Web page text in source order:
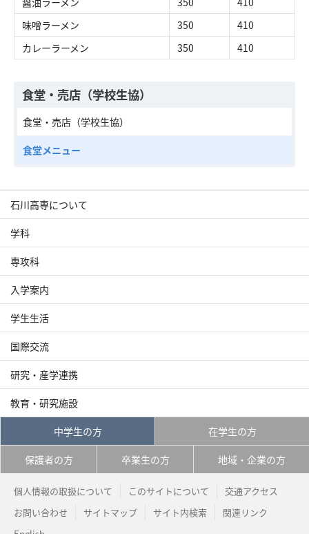
味噌ラーメン
350
410
カレーラーメン
350 410
食堂・売店（学校生協）
食堂・売店（学校生協）
食堂メニュー
石川高専について
学科
専攻科
入学案内
学生生活
国際交流
研究・産学連携
教育・研究施設
中学生の方 在学生の方
保護者の方 卒業生の方 地域・企業の方
個人情報の取扱について このサイトについて
交通アクセス
お問い合わせ
サイトマップ サイト内検索
関連リンク